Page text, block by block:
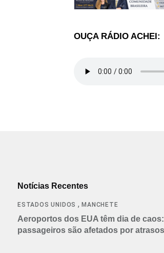
OUÇA RÁDIO ACHEI:
Notícias Recentes
ESTADOS UNIDOS ,MANCHETE
Aeroportos dos EUA têm dia de
passageiros são afetados por